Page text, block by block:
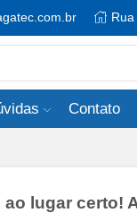
Contato
lugar certo!